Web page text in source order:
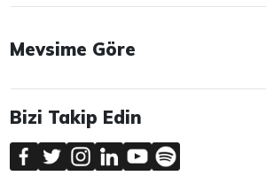
Mevsime Göre
Bizi Takip Edin